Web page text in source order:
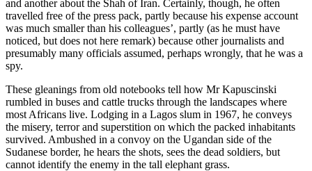
and another about the Shah of Iran. Certainly, though, he often
travelled free of the press pack, partly because his expense account
was much smaller than his colleagues’, partly (as he must have
noticed, but does not here remark) because other journalists and
presumably many officials assumed, perhaps wrongly, that he was a
spy.
These gleanings from old notebooks tell how Mr Kapuscinski
rumbled in buses and cattle trucks through the landscapes where
most Africans live. Lodging in a Lagos slum in 1967, he conveys
the misery, terror and superstition on which the packed inhabitants
survived. Ambushed in a convoy on the Ugandan side of the
Sudanese border, he hears the shots, sees the dead soldiers, but
cannot identify the enemy in the tall elephant grass.